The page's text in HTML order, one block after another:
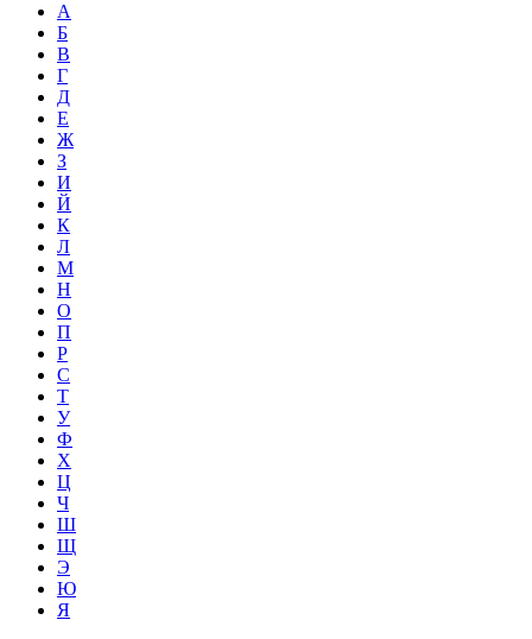
А
Б
В
Г
Д
Е
Ж
З
И
Й
К
Л
М
Н
О
П
Р
С
Т
У
Ф
Х
Ц
Ч
Ш
Щ
Э
Ю
Я